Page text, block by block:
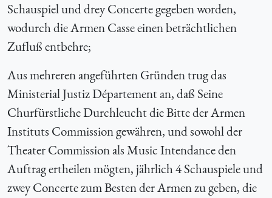
Schauspiel und drey Concerte gegeben worden,
wodurch die Armen Casse einen beträchtlichen
Zufluß entbehre;
Aus mehreren angeführten Gründen trug das
Ministerial Justiz Département an, daß Seine
Churfürstliche Durchleucht die Bitte der Armen
Instituts Commission gewähren, und sowohl der
Theater Commission als Music Intendance den
Auftrag ertheilen mögten, jährlich 4 Schauspiele und
zwey Concerte zum Besten der Armen zu geben, die